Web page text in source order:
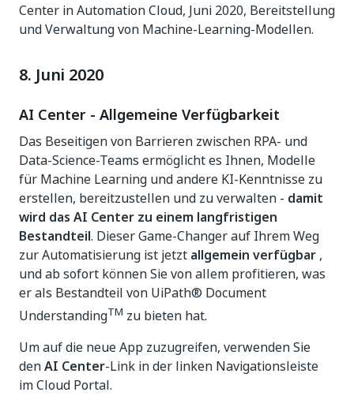
Center in Automation Cloud, Juni 2020, Bereitstellung
und Verwaltung von Machine-Learning-Modellen.
8. Juni 2020
AI Center ‑ Allgemeine Verfügbarkeit
Das Beseitigen von Barrieren zwischen RPA- und
Data-Science-Teams ermöglicht es Ihnen, Modelle
für Machine Learning und andere KI-Kenntnisse zu
erstellen, bereitzustellen und zu verwalten ‑ damit
wird das AI Center zu einem langfristigen
Bestandteil. Dieser Game-Changer auf Ihrem Weg
zur Automatisierung ist jetzt allgemein verfügbar ,
und ab sofort können Sie von allem profitieren, was
er als Bestandteil von UiPath® Document
UnderstandingTM zu bieten hat.
Um auf die neue App zuzugreifen, verwenden Sie
denAI Center-Link in der linken Navigationsleiste
im Cloud Portal.